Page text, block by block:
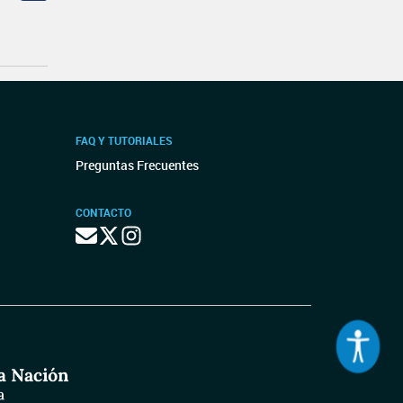
FAQ Y TUTORIALES
Preguntas Frecuentes
CONTACTO